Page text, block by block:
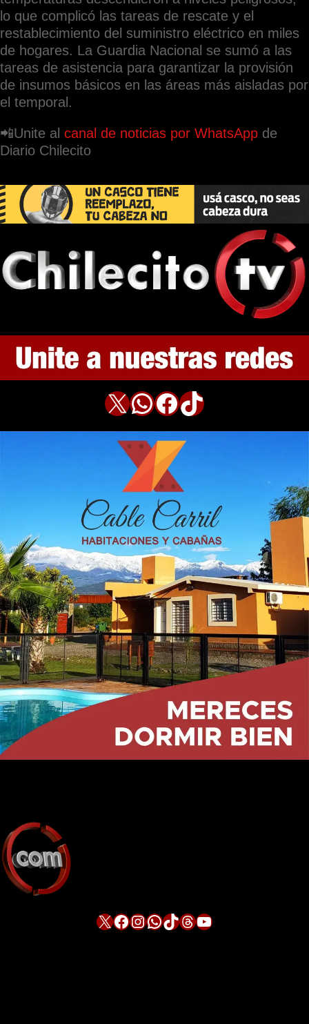
lo que complicó las tareas de rescate y el
restablecimiento del suministro eléctrico en miles
de hogares. La Guardia Nacional se sumó a las
tareas de asistencia para garantizar la provisión
de insumos básicos en las áreas más aisladas por
el temporal.
📲Unite al canal de noticias por WhatsApp de
Diario Chilecito
X WhatsApp Facebook TikTok
X Facebook InstagramWhatsApp TikTok Threads YouTube